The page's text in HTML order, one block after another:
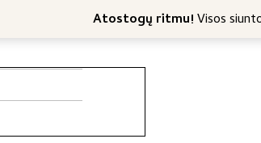
Atostogų ritmu!Visos
Nemokamas siuntimas nuo 45 Eur